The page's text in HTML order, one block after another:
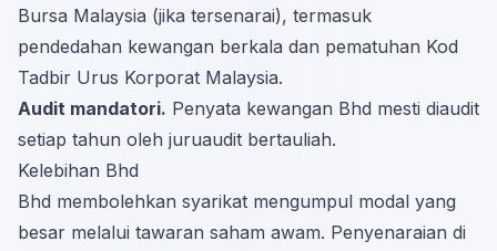
Bursa Malaysia (jika tersenarai), termasuk
pendedahan kewangan berkala dan pematuhan Kod
Tadbir Urus Korporat Malaysia.
Audit mandatori. Penyata kewangan Bhd mesti diaudit
setiap tahun oleh juruaudit bertauliah.
Kelebihan Bhd
Bhd membolehkan syarikat mengumpul modal yang
besar melalui tawaran saham awam. Penyenaraian di